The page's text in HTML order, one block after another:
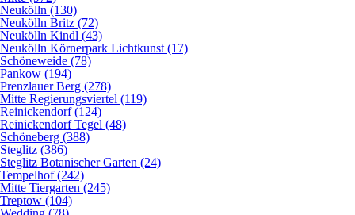
Neukölln (130)
Neukölln Britz (72)
Neukölln Kindl (43)
Neukölln Körnerpark Lichtkunst (17)
Schöneweide (78)
Pankow (194)
Prenzlauer Berg (278)
Mitte Regierungsviertel (119)
Reinickendorf (124)
Reinickendorf Tegel (48)
Schöneberg (388)
Steglitz (386)
Steglitz Botanischer Garten (24)
Tempelhof (242)
Mitte Tiergarten (245)
Treptow (104)